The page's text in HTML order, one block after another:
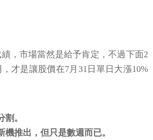
，市場當然是給予肯定，不過下面2
才是讓股價在7月31日單日大漲10%
。
機推出，但只是數週而已。